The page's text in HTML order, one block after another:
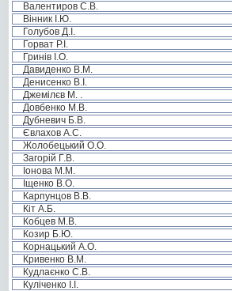
Валентиров С.В.
Вінник І.Ю.
Голубов Д.І.
Горват Р.І.
Гринів І.О.
Давиденко В.М.
Денисенко В.І.
Джемілєв М. .
Довбенко М.В.
Дубневич Б.В.
Євлахов А.С.
Жолобецький О.О.
Загорій Г.В.
Іонова М.М.
Іщенко В.О.
Карпунцов В.В.
Кіт А.Б.
Кобцев М.В.
Козир Б.Ю.
Корнацький А.О.
Кривенко В.М.
Кудлаєнко С.В.
Куліченко І.І.